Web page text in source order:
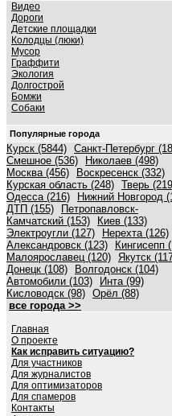
Видео
Дороги
Детские площадки
Колодцы (люки)
Мусор
Граффити
Экология
Долгострой
Бомжи
Собаки
Популярные города
Курск (5844) Санкт-Петербург
Смешное (536)
Николаев (498)
Москва (456)
Воскресенск (332)
Курская область (248) Тверь
Одесса (216)
Нижний Новгород
ДТП (155)
Петропавловск-
Камчатский (153)
Киев (133)
Электроугли (127)
Нерехта (126)
Александровск (123)
Кингисепп
Малоярославец (120) Якутск
Донецк (108)
Волгодонск (104)
Автомобили (103)
Инта (99)
Кисловодск (98) Орёл (88)
все города >>
Главная
О проекте
Как исправить ситуацию?
Для участников
Для журналистов
Для оптимизаторов
Для спамеров
Контакты